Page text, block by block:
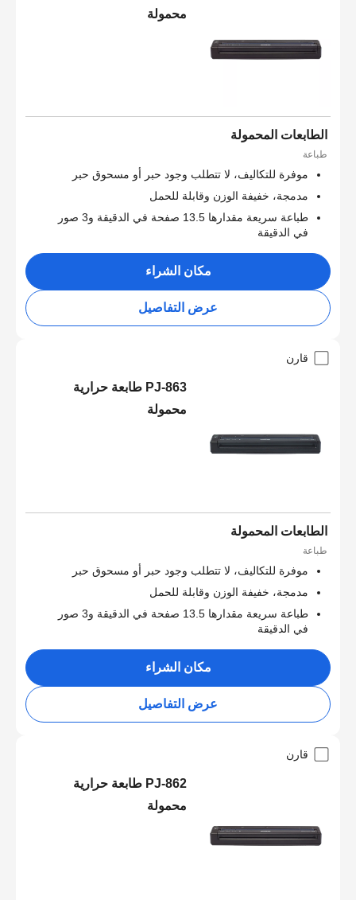
محمولة
الطابعات المحمولة
طباعة
موفرة للتكاليف، لا تتطلب وجود حبر أو مسحوق حبر
مدمجة، خفيفة الوزن وقابلة للحمل
طباعة سريعة مقدارها 13.5 صفحة في الدقيقة و3 صور
في الدقيقة
مكان الشراء
عرض التفاصيل
قارن
PJ-863 طابعة حرارية
محمولة
الطابعات المحمولة
طباعة
موفرة للتكاليف، لا تتطلب وجود حبر أو مسحوق حبر
مدمجة، خفيفة الوزن وقابلة للحمل
طباعة سريعة مقدارها 13.5 صفحة في الدقيقة و3 صور
في الدقيقة
مكان الشراء
عرض التفاصيل
قارن
PJ-862 طابعة حرارية
محمولة